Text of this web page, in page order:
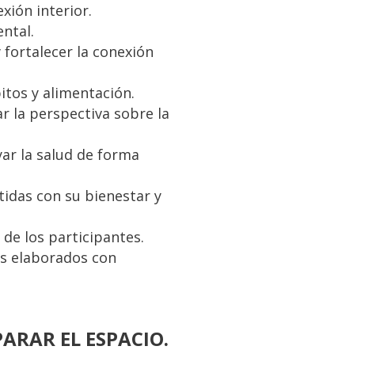
interior.
fortalecer la conexión
y alimentación.
la perspectiva sobre la
la salud de forma
con su bienestar y
los participantes.
elaborados con
EL ESPACIO.